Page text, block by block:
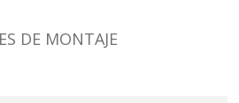
DE MONTAJE